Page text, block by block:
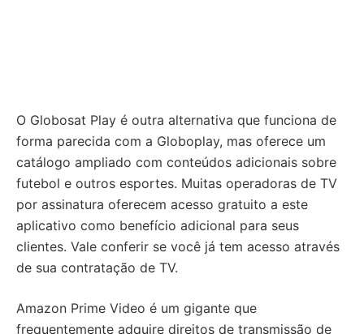
O Globosat Play é outra alternativa que funciona de
forma parecida com a Globoplay, mas oferece um
catálogo ampliado com conteúdos adicionais sobre
futebol e outros esportes. Muitas operadoras de TV
por assinatura oferecem acesso gratuito a este
aplicativo como benefício adicional para seus
clientes. Vale conferir se você já tem acesso através
de sua contratação de TV.
Amazon Prime Video é um gigante que
frequentemente adquire direitos de transmissão de